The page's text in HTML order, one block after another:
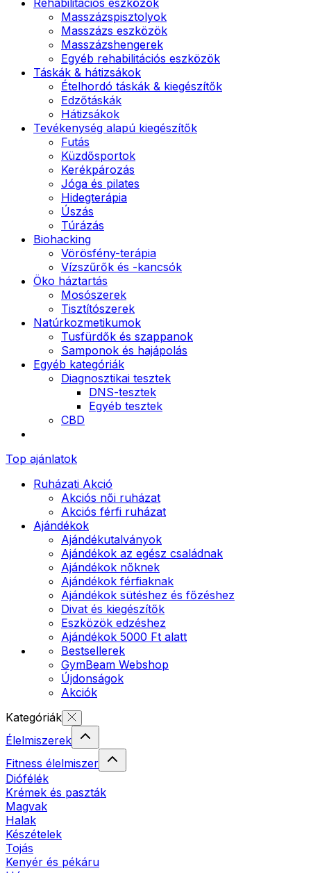
Masszázspisztolyok
Masszázs eszközök
Masszázshengerek
Egyéb rehabilitációs eszközök
Táskák & hátizsákok
Ételhordó táskák & kiegészítők
Edzőtáskák
Hátizsákok
Tevékenység alapú kiegészítők
Futás
Küzdősportok
Kerékpározás
Jóga és pilates
Hidegterápia
Úszás
Túrázás
Biohacking
Vörösfény-terápia
Vízszűrők és -kancsók
Öko háztartás
Mosószerek
Tisztítószerek
Natúrkozmetikumok
Tusfürdők és szappanok
Samponok és hajápolás
Egyéb kategóriák
Diagnosztikai tesztek
DNS-tesztek
Egyéb tesztek
CBD
Top ajánlatok
Ruházati Akció
Akciós női ruházat
Akciós férfi ruházat
Ajándékok
Ajándékutalványok
Ajándékok az egész családnak
Ajándékok nőknek
Ajándékok férfiaknak
Ajándékok sütéshez és főzéshez
Divat és kiegészítők
Eszközök edzéshez
Ajándékok 5000 Ft alatt
Bestsellerek
GymBeam Webshop
Újdonságok
Akciók
Kategóriák
Élelmiszerek
Fitness élelmiszer
Diófélék
Krémek és paszták
Magvak
Halak
Készételek
Tojás
Kenyér és pékáru